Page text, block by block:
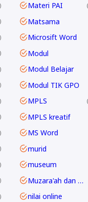
Materi PAI
Matsama
Microsift Word
Modul
Modul Belajar
Modul TIK GPO
MPLS
MPLS kreatif
MS Word
murid
museum
Muzara'ah dan Mukhabarah
nilai online